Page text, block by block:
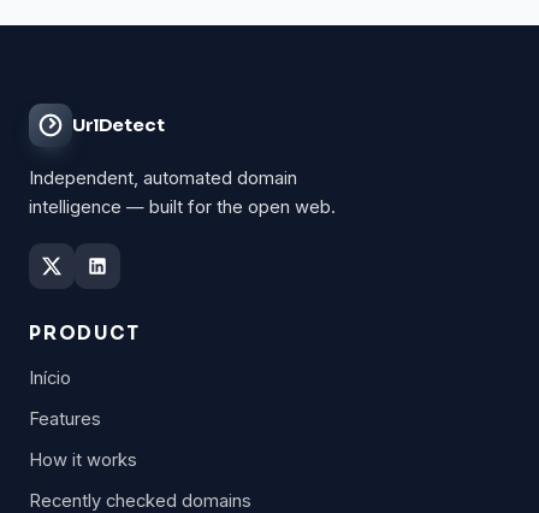
UrlDetect
Independent, automated domain
intelligence — built for the open web.
PRODUCT
Início
Features
How it works
Recently checked domains